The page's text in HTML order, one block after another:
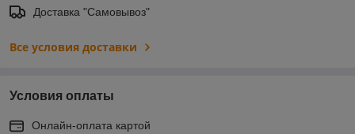
Доставка "Самовывоз"
Все условия доставки
Условия оплаты
Онлайн-оплата картой